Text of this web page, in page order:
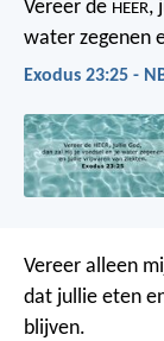
Vereer de HEER,
water zegenen
Exodus 23:25 -
Vereer alleen
dat jullie eten
blijven.